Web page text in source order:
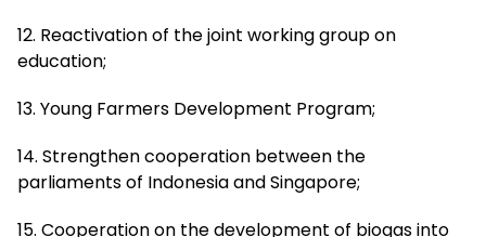
12. Reactivation of the joint working group on
education;
13. Young Farmers Development Program;
14. Strengthen cooperation between the
parliaments of Indonesia and Singapore;
15. Cooperation on the development of biogas into